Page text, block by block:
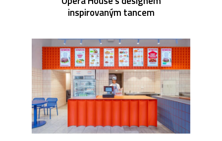
inspirovaným tancem